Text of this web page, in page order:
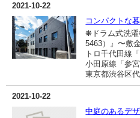
2021-10-22
コンパクトな
❋ドラム式洗
5463）』〜敷
トロ千代田線
小田原線「参
東京都渋谷区代
2021-10-22
中庭のあるデ